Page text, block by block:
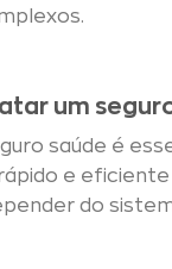
um
saúde é
e eficiente
do